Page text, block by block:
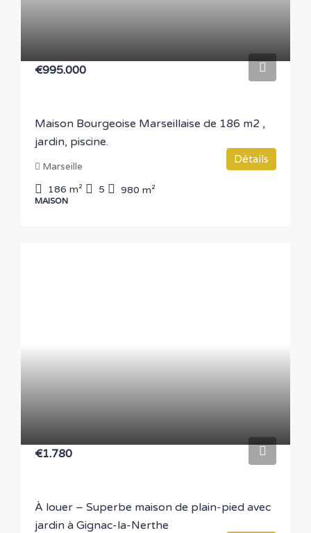
€995.000
Maison Bourgeoise Marseillaise de 186 m2 ,
jardin, piscine.
Marseille
186 m² 5 980 m²
MAISON
Détails
€1.780
À louer – Superbe maison de plain-pied avec
jardin à Gignac-la-Nerthe